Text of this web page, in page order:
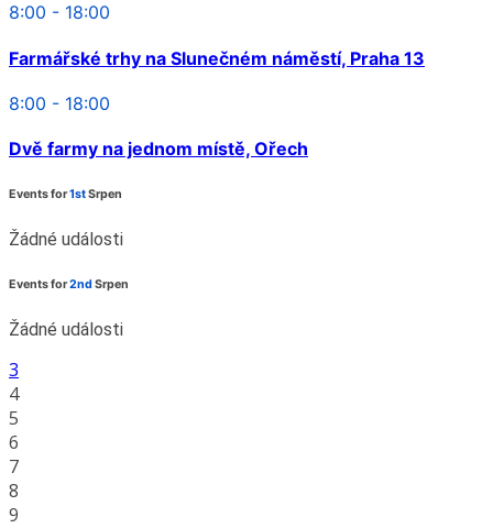
8:00 - 18:00
Farmářské trhy na Slunečném náměstí, Praha 13
8:00 - 18:00
Dvě farmy na jednom místě, Ořech
Events for1stSrpen
Žádné události
Events for2ndSrpen
Žádné události
3
4
5
6
7
8
9